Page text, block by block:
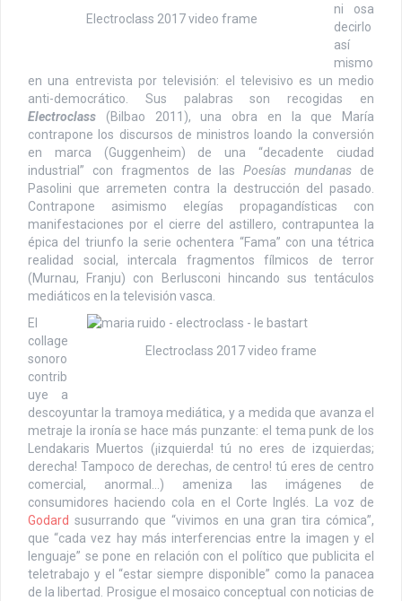
Electroclass 2017 video frame
ni osa
decirlo
así
mismo
en una entrevista por televisión: el televisivo es un medio
anti-democrático. Sus palabras son recogidas en
Electroclass (Bilbao 2011), una obra en la que María
contrapone los discursos de ministros loando la conversión
en marca (Guggenheim) de una “decadente ciudad
industrial” con fragmentos de lasPoesías mundanas de
Pasolini que arremeten contra la destrucción del pasado.
Contrapone asimismo elegías propagandísticas con
manifestaciones por el cierre del astillero, contrapuntea la
épica del triunfo la serie ochentera “Fama” con una tétrica
realidad social, intercala fragmentos fílmicos de terror
(Murnau, Franju) con Berlusconi hincando sus tentáculos
mediáticos en la televisión vasca.
Electroclass 2017 video frame
El
collage
sonoro
contrib
uye a
descoyuntar la tramoya mediática, y a medida que avanza el
metraje la ironía se hace más punzante: el tema punk de los
Lendakaris Muertos (¡izquierda! tú no eres de izquierdas;
derecha! Tampoco de derechas, de centro! tú eres de centro
comercial, anormal…) ameniza las imágenes de
consumidores haciendo cola en el Corte Inglés. La voz de
Godard susurrando que “vivimos en una gran tira cómica”,
que “cada vez hay más interferencias entre la imagen y el
lenguaje” se pone en relación con el político que publicita el
teletrabajo y el “estar siempre disponible” como la panacea
de la libertad. Prosigue el mosaico conceptual con noticias de